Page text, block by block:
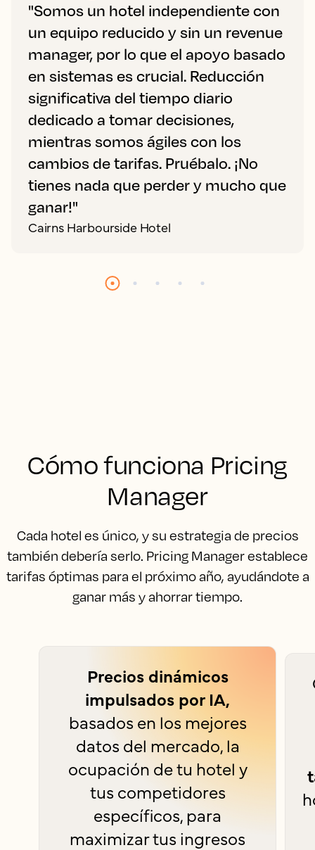
"Somos un hotel independiente con
un equipo reducido y sin un revenue
manager, por lo que el apoyo basado
en sistemas es crucial. Reducción
significativa del tiempo diario
dedicado a tomar decisiones,
mientras somos ágiles con los
cambios de tarifas. Pruébalo. ¡No
tienes nada que perder y mucho que
ganar!"
Cairns Harbourside Hotel
Cómo funciona Pricing
Manager
Cada hotel es único, y su estrategia de precios
también debería serlo. Pricing Manager establece
tarifas óptimas para el próximo año, ayudándote a
ganar más y ahorrar tiempo.
Precios dinámicos
impulsados por IA,
basados en los mejores
datos del mercado, la
ocupación de tu hotel y
tus competidores
específicos, para
maximizar tus ingresos